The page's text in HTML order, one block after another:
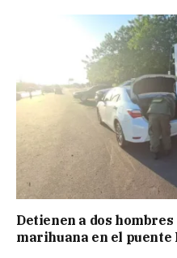
Detienen a dos
marihuana en el puente